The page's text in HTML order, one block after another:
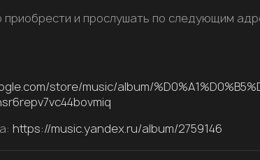
и прослушать по следующим
store/music/album/
https://music.yandex.ru/album/2759146